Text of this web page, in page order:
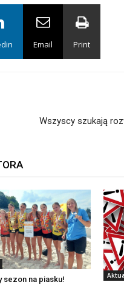
Email Print
Wszyscy szukają
sezon na piasku!